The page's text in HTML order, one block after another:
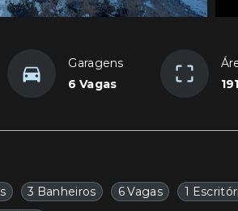
Garagens
6 Vagas
3 Banheiros 6 Vagas 1